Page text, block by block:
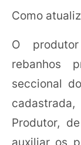
Como
O
rebanhos
seccional
Produtor,
auxiliar os